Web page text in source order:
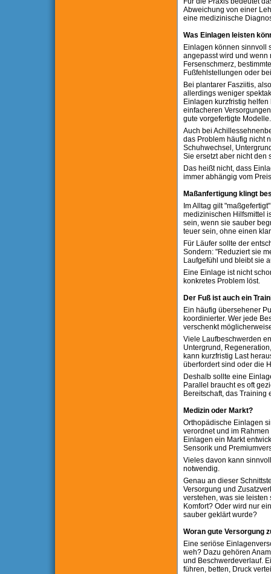
Abweichung von einer
eine medizinische
Was Einlagen leisten
Einlagen können sinnvoll
angepasst wird und wenn
Fersenschmerz,
Fußfehlstellungen oder
Bei plantarer Fasziitis,
allerdings weniger
Einlagen kurzfristig
einfacheren
gute vorgefertigte Modelle.
Auch bei
das Problem häufig nicht
Schuhwechsel,
Sie ersetzt aber nicht den
Das heißt nicht, dass
immer abhängig vom
Maßanfertigung klingt
Im Alltag gilt
medizinischen Hilfsmittel
sein, wenn sie sauber
teuer sein, ohne einen
Für Läufer sollte der
Sondern: "Reduziert sie
Laufgefühl und bleibt sie
Eine Einlage ist nicht
konkretes Problem löst.
Der Fuß ist auch ein
Ein häufig übersehener
koordinierter. Wer jede
verschenkt
Viele Laufbeschwerden
Untergrund,
kann kurzfristig Last
überfordert sind oder die
Deshalb sollte eine
Parallel braucht es oft
Bereitschaft, das Training
Medizin oder Markt?
Orthopädische Einlagen
verordnet und im
Einlagen ein Markt
Sensorik und
Vieles davon kann
notwendig.
Genau an dieser
Versorgung und
verstehen, was sie leisten
Komfort? Oder wird nur
sauber geklärt wurde?
Woran gute Versorgung
Eine seriöse
weh? Dazu gehören
und Beschwerdeverlauf.
führen, betten, Druck